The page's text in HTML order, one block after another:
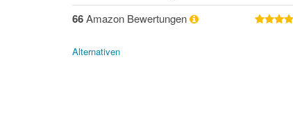
66Amazon Bewertungen
Alternativen